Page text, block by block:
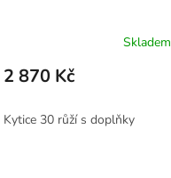
Skladem
2 870 Kč
Kytice 30 růží s doplňky